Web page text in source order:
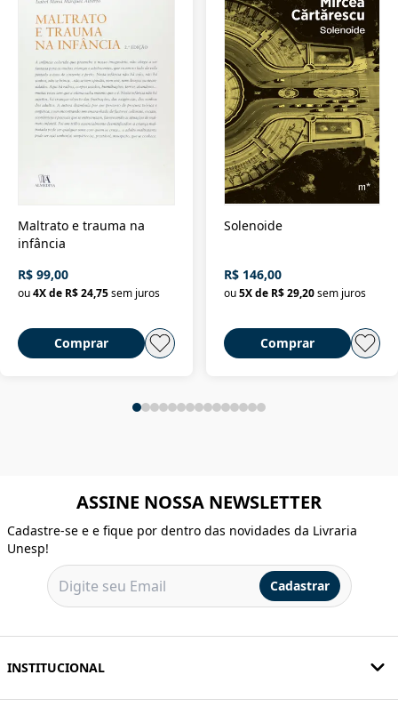
Maltrato e trauma na
infância
R$ 99,00
ou4X de R$ 24,75sem juros
Comprar
Solenoide
R$ 146,00
ou 5X de R$ 29,20 sem juros
Comprar
ASSINE NOSSA NEWSLETTER
Cadastre-se e e fique por dentro das novidades da Livraria
Unesp!
Cadastrar
INSTITUCIONAL